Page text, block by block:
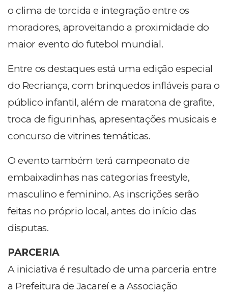
o clima de torcida e integração entre os
moradores, aproveitando a proximidade do
maior evento do futebol mundial.
Entre os destaques está uma edição especial
do Recriança, com brinquedos infláveis para o
público infantil, além de maratona de grafite,
troca de figurinhas, apresentações musicais e
concurso de vitrines temáticas.
O evento também terá campeonato de
embaixadinhas nas categorias freestyle,
masculino e feminino. As inscrições serão
feitas no próprio local, antes do início das
disputas.
PARCERIA
A iniciativa é resultado de uma parceria entre
a Prefeitura de Jacareí e a Associação